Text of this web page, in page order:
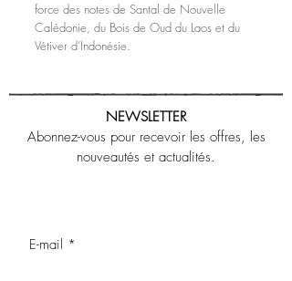
force des notes de Santal de Nouvelle
Calédonie, du Bois de Oud du Laos et du
Vétiver d’Indonésie.
NEWSLETTER
Abonnez-vous pour recevoir les offres, les
nouveautés et actualités.